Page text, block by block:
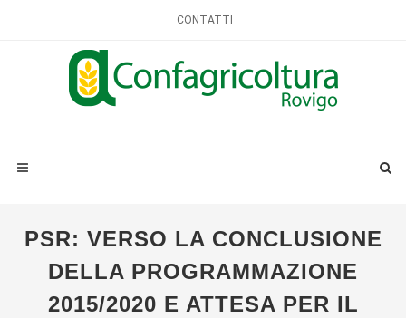
CONTATTI
PSR: VERSO LA CONCLUSIONE
DELLA PROGRAMMAZIONE
2015/2020 E ATTESA PER IL